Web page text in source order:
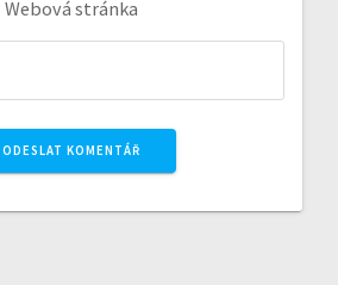
Webová stránka
A